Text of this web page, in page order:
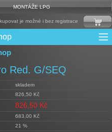
MONTÁŽE LPG
je možné i bez registrace
Emulátory
klapky
Motoru
plnění
+ Testry
Materiál
materiál
Hadice
Red. G/SEQ
skladem
826,50 Kč
826,50 Kč
683,00 Kč
21 %